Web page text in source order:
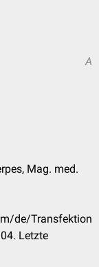
A
Mag. med.
de/Transfektion
Letzte